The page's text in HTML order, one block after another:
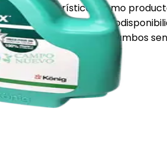
7 características como
en leche, y su alta
el uso del mismo en ambos